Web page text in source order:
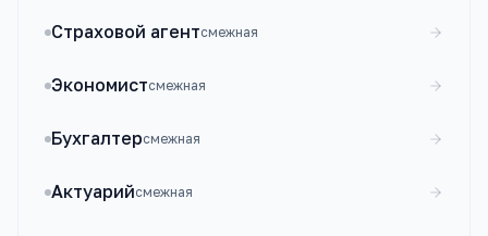
Страховой агентсмежная
Экономистсмежная
Бухгалтерсмежная
Актуарийсмежная